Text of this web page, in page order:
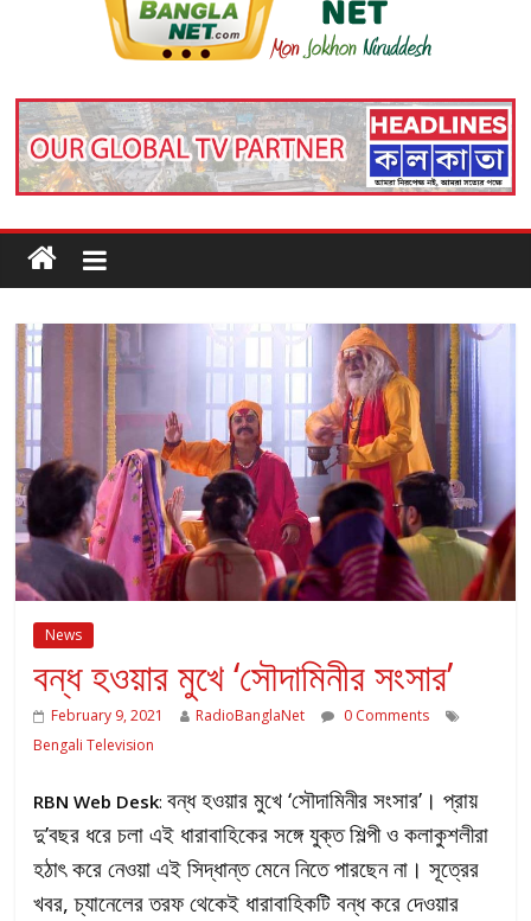
News
বন্ধ হওয়ার মুখে ‘সৌদামিনীর সংসার’
February 9, 2021 RadioBanglaNet
0 Comments
Bengali Television
RBN Web Desk:বন্ধ হওয়ার মুখে ‘সৌদামিনীর সংসার’। প্রায়
দু’বছর ধরে চলা এই ধারাবাহিকের সঙ্গে যুক্ত শিল্পী ও কলাকুশলীরা
হঠাৎ করে নেওয়া এই সিদ্ধান্ত মেনে নিতে পারছেন না। সূত্রের
খবর, চ্যানেলের তরফ থেকেই ধারাবাহিকটি বন্ধ করে দেওয়ার